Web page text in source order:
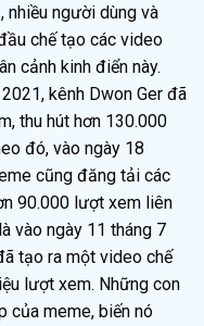
nhiều người dùng và
chế tạo các video
cảnh kinh điển này.
kênh Dwon Ger đã
thu hút hơn 130.000
đó, vào ngày 18
cũng đăng tải các
90.000 lượt xem liên
vào ngày 11 tháng 7
tạo ra một video chế
lượt xem. Những con
của meme, biến nó